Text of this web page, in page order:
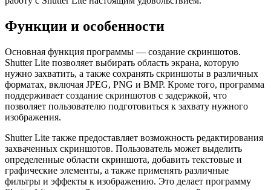
Функции и особенности
Основная функция программы — создание скриншотов.
Shutter Lite позволяет выбирать область экрана, которую
нужно захватить, а также сохранять скриншоты в различных
форматах, включая JPEG, PNG и BMP. Кроме того, программа
поддерживает создание скриншотов с задержкой, что
позволяет пользователю подготовиться к захвату нужного
изображения.
Shutter Lite также предоставляет возможность редактирования
захваченных скриншотов. Пользователь может выделить
определенные области скриншота, добавить текстовые и
графические элементы, а также применять различные
фильтры и эффекты к изображению. Это делает программу